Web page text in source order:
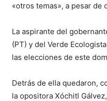
«otros temas», a pesar de
La aspirante del
(PT) y del Verde
las elecciones de este
Detrás de ella quedaron,
la opositora Xóchitl